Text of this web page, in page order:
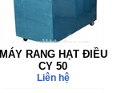
MÁY RANG HẠT ĐIỀU
CY 50
Liên hệ